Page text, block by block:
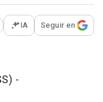
opciones para
IA Seguir en
-